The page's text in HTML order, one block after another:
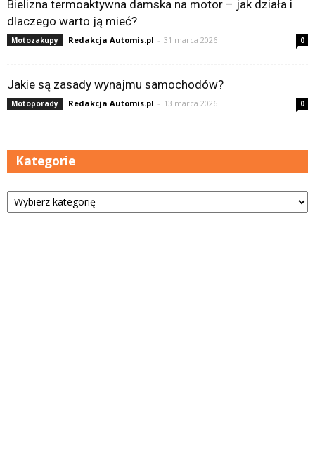
Bielizna termoaktywna damska na motor – jak działa i
dlaczego warto ją mieć?
Motozakupy Redakcja Automis.pl - 31 marca 2026 0
Jakie są zasady wynajmu samochodów?
Motoporady Redakcja Automis.pl - 13 marca 2026 0
Kategorie
Kategorie